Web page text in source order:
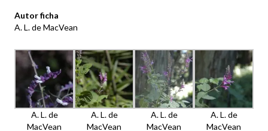
Autor ficha
A. L. de MacVean
A. L. de
MacVean
A. L. de
MacVean
A. L. de
MacVean
A. L. de
MacVean